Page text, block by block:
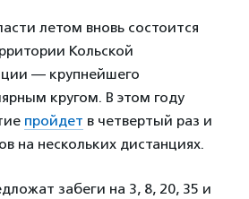
летом вновь состоится
Кольской
— крупнейшего
кругом. В этом году
пройдет в четвертый раз и
на нескольких дистанциях.
забеги на 3, 8, 20, 35 и